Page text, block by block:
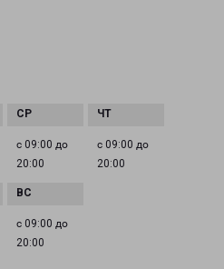
с 09:00 до
20:00
с 09:00 до
20:00
с 09:00 до
20:00